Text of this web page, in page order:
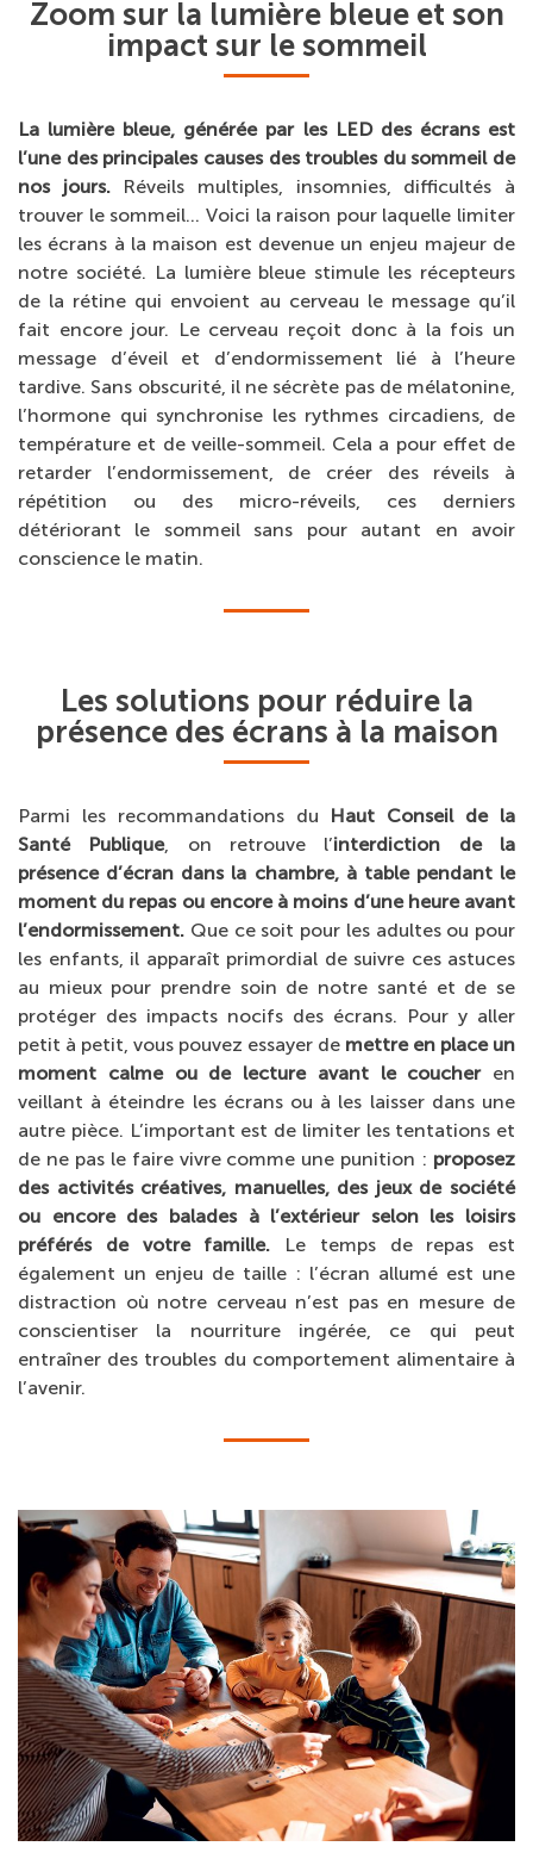
Zoom sur la lumière bleue et son
impact sur le sommeil
La lumière bleue, générée par les LED des écrans est
l’une des principales causes des troubles du sommeil de
nos jours.Réveils multiples, insomnies, difficultés à
trouver le sommeil… Voici la raison pour laquelle limiter
les écrans à la maison est devenue un enjeu majeur de
notre société. La lumière bleue stimule les récepteurs
de la rétine qui envoient au cerveau le message qu’il
fait encore jour. Le cerveau reçoit donc à la fois un
message d’éveil et d’endormissement lié à l’heure
tardive. Sans obscurité, il ne sécrète pas de mélatonine,
l’hormone qui synchronise les rythmes circadiens, de
température et de veille-sommeil. Cela a pour effet de
retarder l’endormissement, de créer des réveils à
répétition ou des micro-réveils, ces derniers
détériorant le sommeil sans pour autant en avoir
conscience le matin.
Les solutions pour réduire la
présence des écrans à la maison
Parmi les recommandations du Haut Conseil de la
Santé Publique, on retrouve l’interdiction de la
présence d’écran dans la chambre, à table pendant le
moment du repas ou encore à moins d’une heure avant
l’endormissement. Que ce soit pour les adultes ou pour
les enfants, il apparaît primordial de suivre ces astuces
au mieux pour prendre soin de notre santé et de se
protéger des impacts nocifs des écrans. Pour y aller
petit à petit, vous pouvez essayer de mettre en place un
moment calme ou de lecture avant le coucheren
veillant à éteindre les écrans ou à les laisser dans une
autre pièce. L’important est de limiter les tentations et
de ne pas le faire vivre comme une punition : proposez
des activités créatives, manuelles, des jeux de société
ou encore des balades à l’extérieur selon les loisirs
préférés de votre famille. Le temps de repas est
également un enjeu de taille : l’écran allumé est une
distraction où notre cerveau n’est pas en mesure de
conscientiser la nourriture ingérée, ce qui peut
entraîner des troubles du comportement alimentaire à
l’avenir.